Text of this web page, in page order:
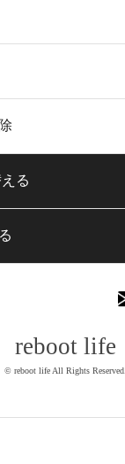
る
reboot life
© reboot life All Rights Reserved.